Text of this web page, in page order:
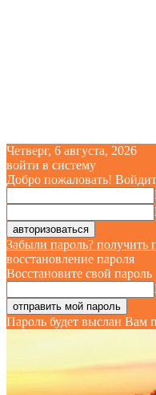
Четверг, 6 августа, 2026
войти в систему
Добро пожаловать!
Забыли пароль? получить
восстановление пароля
Восстановите свой пароль
Пароль будет выслан Вам